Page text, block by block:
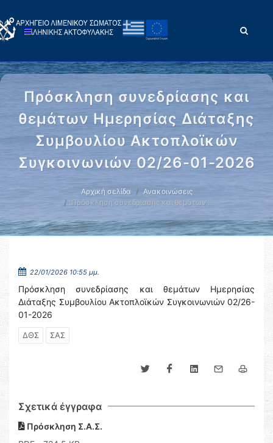
Πρόσκληση συνεδρίασης και
θεμάτων Ημερησίας Διάταξης
Συμβουλίου Ακτοπλοϊκών
Συγκοινωνιών 02/26-01-2026
Αρχική σελίδα
Ανακοινώσεις
Πρόσκληση συνεδρίασης και θεμάτων …
22/01/2026 10:55 μμ.
Πρόσκληση συνεδρίασης και θεμάτων Ημερησίας
Διάταξης Συμβουλίου Ακτοπλοϊκών Συγκοινωνιών 02/26-
01-2026
ΔΘΣ ΣΑΣ
Σχετικά έγγραφα
Πρόσκληση Σ.Α.Σ.